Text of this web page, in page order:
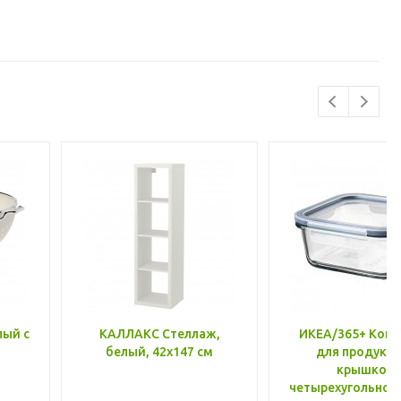
с
КАЛЛАКС Стеллаж,
белый, 42x147 см
ИКЕА/365+
для
крышкой,